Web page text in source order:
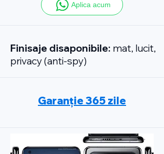
Aplica acum
Finisaje disaponibile: mat, lucit,
privacy (anti-spy)
Garanție 365 zile